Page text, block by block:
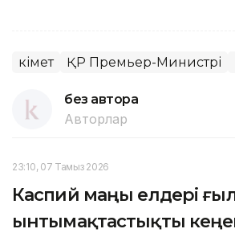
Үкімет ҚР Премьер-Министрі
без автора
Авторлар
23:10, 07 Тамыз 2026
Каспий маңы елдері
ынтымақтастықты